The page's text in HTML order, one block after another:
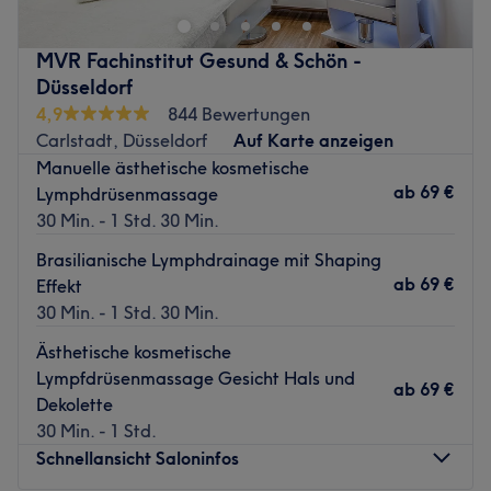
Welt, in der äußere und innere Schönheit Hand in Hand
gehen. Erweitere deine Sinne mit entspannenden
Wellness-Anwendungen und finde durch revitalisierendes
Yoga deine innere Balance.
Nächste öffentliche Verkehrsmittel:
Die U-Bahnstationen Comenius-Gymnasium ist nur
wenige Gehminuten vom Studio entfernt.
Das Team
Das Team um die Inhaberin Neda versteht, dass jeder
Kunde einzigartig ist und sorgt dafür, dass sie sich wohl
und geschätzt fühlen. Durch ständige Weiterbildung und
den neuesten Innovationen auf dem Markt, wie die
hochmoderne Hautanalyse, wird es ermöglicht, die
Kunden gezielt und individuell zu beraten.
Was uns an dem Salon gefällt
Atmosphäre: Es erwartet dich eine luxuriöse Atmosphäre
MVR Fachinstitut Gesund & Schön -
Düsseldorf
4,9
844 Bewertungen
Carlstadt, Düsseldorf
Auf Karte anzeigen
Manuelle ästhetische kosmetische
Lymphdrüsenmassage
30 Min. - 1 Std. 30 Min.
ab 69 €
Brasilianische Lymphdrainage mit Shaping
Effekt
30 Min. - 1 Std. 30 Min.
ab 69 €
Ästhetische kosmetische
Lympfdrüsenmassage Gesicht Hals und
Dekolette
30 Min. - 1 Std.
ab 69 €
Schnellansicht Saloninfos